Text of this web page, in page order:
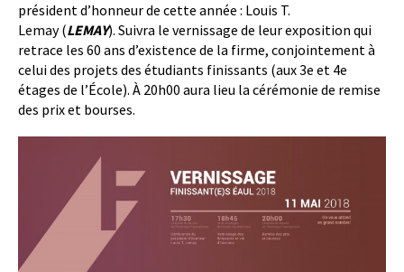
président d’honneur de cette année : Louis T.
Lemay (LEMAY). Suivra le vernissage de leur exposition qui
retrace les 60 ans d’existence de la firme, conjointement à
celui des projets des étudiants finissants (aux 3e et 4e
étages de l’École). À 20h00 aura lieu la cérémonie de remise
des prix et bourses.